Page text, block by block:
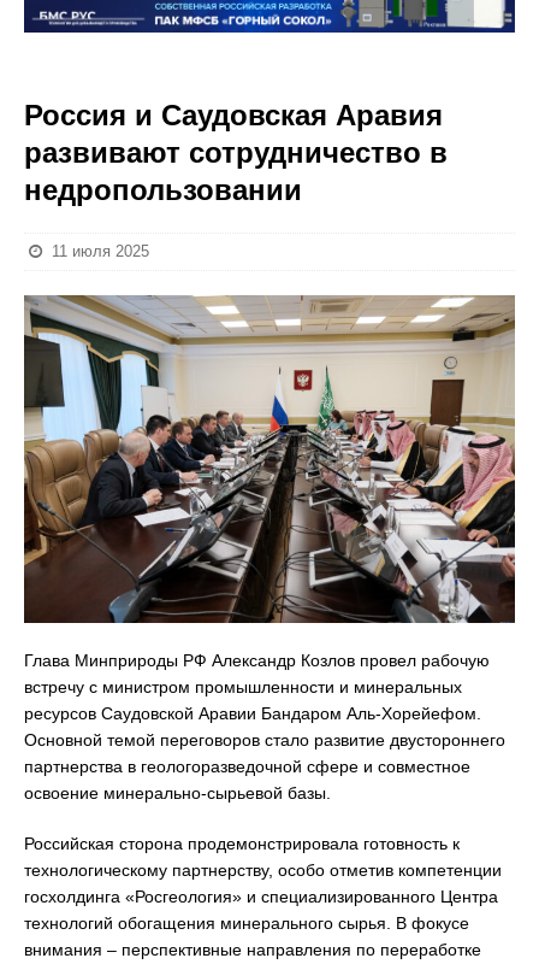
Россия и Саудовская Аравия
развивают сотрудничество в
недропользовании
11 июля 2025
Глава Минприроды РФ Александр Козлов провел рабочую
встречу с министром промышленности и минеральных
ресурсов Саудовской Аравии Бандаром Аль-Хорейефом.
Основной темой переговоров стало развитие двустороннего
партнерства в геологоразведочной сфере и совместное
освоение минерально-сырьевой базы.
Российская сторона продемонстрировала готовность к
технологическому партнерству, особо отметив компетенции
госхолдинга «Росгеология» и специализированного Центра
технологий обогащения минерального сырья. В фокусе
внимания – перспективные направления по переработке